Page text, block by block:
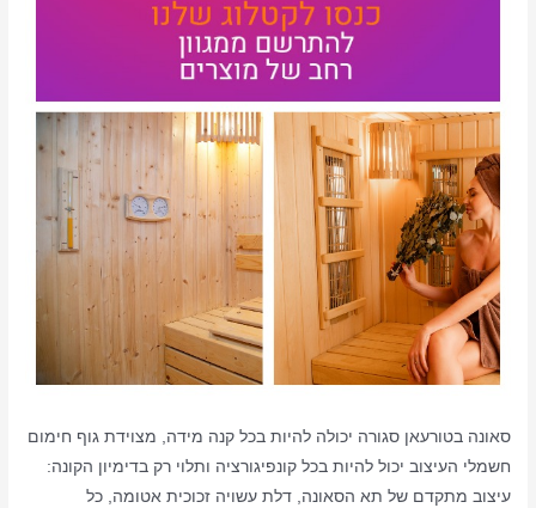
סאונה בטורעאן סגורה יכולה להיות בכל קנה מידה, מצוידת גוף חימום
חשמלי העיצוב יכול להיות בכל קונפיגורציה ותלוי רק בדימיון הקונה:
עיצוב מתקדם של תא הסאונה, דלת עשויה זכוכית אטומה, כל